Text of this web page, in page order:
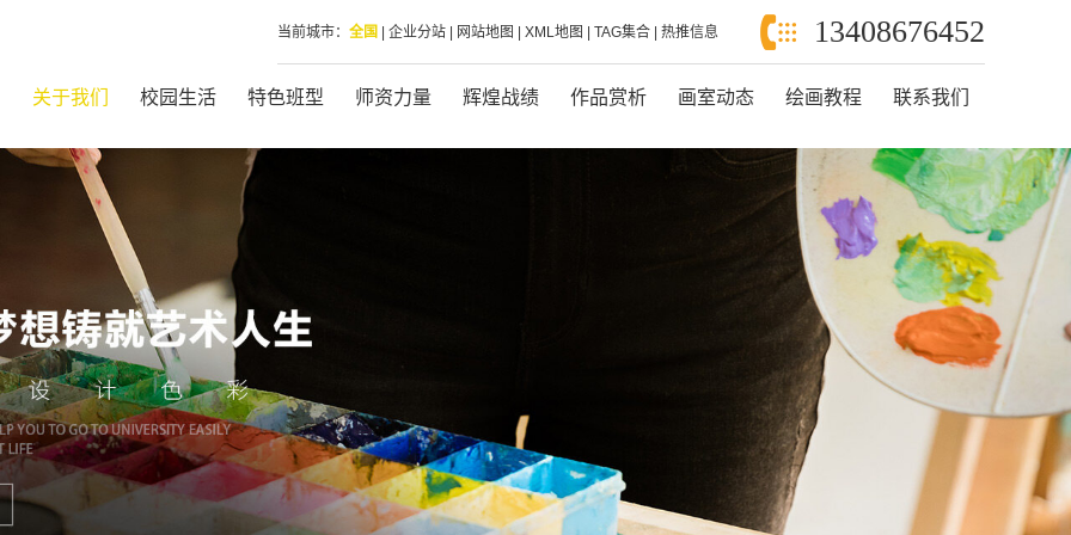
当前城市： 全国 企业分站 网站地图 XML地图 TAG集合 热推信息 13408676452
关于我们 校园生活 特色班型 师资力量 辉煌战绩 作品赏析 画室动态 绘画教程 联系我们